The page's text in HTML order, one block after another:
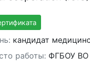
кандидат
работы: ФГБОУ ВО